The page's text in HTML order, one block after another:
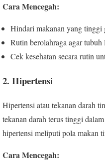
Cara Mencegah:
Hindari makanan yang tinggi
Rutin berolahraga agar
Cek kesehatan secara rutin
2. Hipertensi
Hipertensi atau tekanan darah
tekanan darah terus tinggi
hipertensi meliputi pola makan
Cara Mencegah: